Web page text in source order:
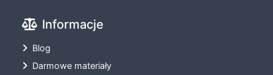
Informacje
Blog
Darmowe materiały